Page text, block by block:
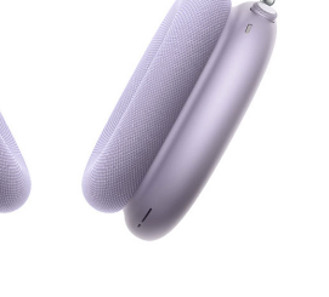
Headphones